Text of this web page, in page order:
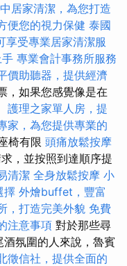
居家清潔，為您打造
便您的視力保健 泰國
享受專業居家清潔服
專業會計事務所服務
價助聽器，提供經濟
，如果您感覺像是在
護理之家單人房，提
家，為您提供專業的
椅有限 頭痛放鬆按摩
，並按照到達順序提
清潔 全身放鬆按摩 小
擇 外燴buffet，豐富
，打造完美外貌 免費
注意事項 對於那些尋
氛圍的人來說，魯賓
徵信社，提供全面的